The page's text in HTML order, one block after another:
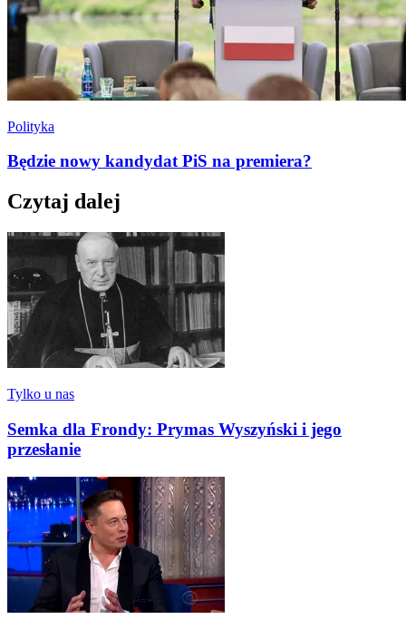
Polityka
Będzie nowy kandydat PiS na premiera?
Czytaj dalej
Tylko u nas
Semka dla Frondy: Prymas Wyszyński i jego
przesłanie